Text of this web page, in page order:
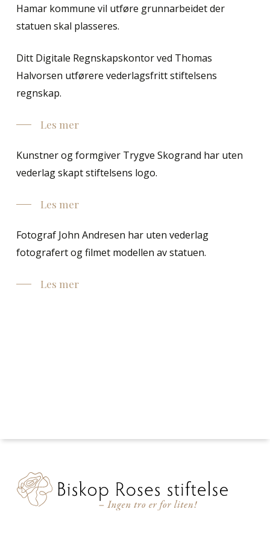
Hamar kommune vil utføre grunnarbeidet der
statuen skal plasseres.
Ditt Digitale Regnskapskontor ved Thomas
Halvorsen utførere vederlagsfritt stiftelsens
regnskap.
Les mer
Kunstner og formgiver Trygve Skogrand har uten
vederlag skapt stiftelsens logo.
Les mer
Fotograf John Andresen har uten vederlag
fotografert og filmet modellen av statuen.
Les mer